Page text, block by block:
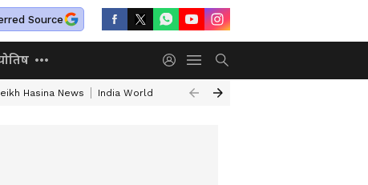
Source
Hasina News India World News Today